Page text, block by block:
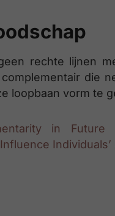
rechte lijnen
die
loopbaan vorm te
in